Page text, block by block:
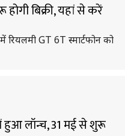
बिक्री, यहां से करें
रियलमी GT 6T स्मार्टफोन को
हुआ लॉन्च, 31 मई से शुरू